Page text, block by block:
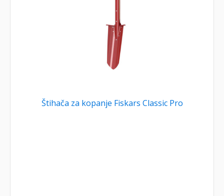
Štihača za kopanje Fiskars Classic Pro